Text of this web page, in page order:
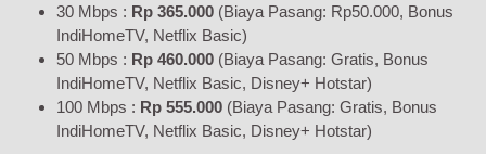
30 Mbps : Rp 365.000 (Biaya Pasang: Rp50.000, Bonus
IndiHomeTV, Netflix Basic)
50 Mbps : Rp 460.000 (Biaya Pasang: Gratis, Bonus
IndiHomeTV, Netflix Basic, Disney+ Hotstar)
100 Mbps : Rp 555.000 (Biaya Pasang: Gratis, Bonus
IndiHomeTV, Netflix Basic, Disney+ Hotstar)